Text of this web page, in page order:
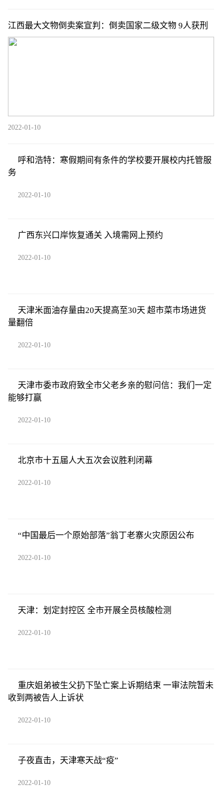
江西最大文物倒卖案宣判：倒卖国家二级文物 9人获刑
2022-01-10
呼和浩特：寒假期间有条件的学校要开展校内托管服
务
2022-01-10
广西东兴口岸恢复通关 入境需网上预约
2022-01-10
天津米面油存量由20天提高至30天 超市菜市场进货
量翻倍
2022-01-10
天津市委市政府致全市父老乡亲的慰问信：我们一定
能够打赢
2022-01-10
北京市十五届人大五次会议胜利闭幕
2022-01-10
“中国最后一个原始部落”翁丁老寨火灾原因公布
2022-01-10
天津：划定封控区 全市开展全员核酸检测
2022-01-10
重庆姐弟被生父扔下坠亡案上诉期结束 一审法院暂未
收到两被告人上诉状
2022-01-10
子夜直击，天津寒天战“疫”
2022-01-10